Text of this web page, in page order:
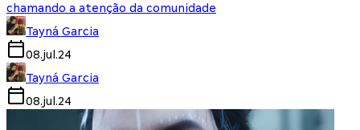
chamando a atenção da comunidade
Tayná Garcia
08.jul.24
Tayná Garcia
08.jul.24